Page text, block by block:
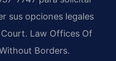
sus opciones legales
Law Offices Of
Borders.